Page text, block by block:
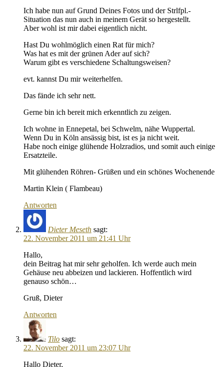
Ich habe nun auf Grund Deines Fotos und der Strlfpl.-
Situation das nun auch in meinem Gerät so hergestellt.
Aber wohl ist mir dabei eigentlich nicht.
Hast Du wohlmöglich einen Rat für mich?
Was hat es mit der grünen Ader auf sich?
Warum gibt es verschiedene Schaltungsweisen?
evt. kannst Du mir weiterhelfen.
Das fände ich sehr nett.
Gerne bin ich bereit mich erkenntlich zu zeigen.
Ich wohne in Ennepetal, bei Schwelm, nähe Wuppertal.
Wenn Du in Köln ansässig bist, ist es ja nicht weit.
Habe noch einige glühende Holzradios, und somit auch einige
Ersatzteile.
Mit glühenden Röhren- Grüßen und ein schönes Wochenende
Martin Klein ( Flambeau)
Antworten
Dieter Meseth sagt:
22. November 2011 um 21:41 Uhr
Hallo,
dein Beitrag hat mir sehr geholfen. Ich werde auch mein
Gehäuse neu abbeizen und lackieren. Hoffentlich wird
genauso schön…
Gruß, Dieter
Antworten
Tilo sagt:
22. November 2011 um 23:07 Uhr
Hallo Dieter,